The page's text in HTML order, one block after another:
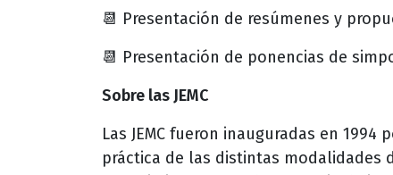
📆 Presentación de resúmenes y
📆 Presentación de ponencias de
Sobre las JEMC
Las JEMC fueron inauguradas en
práctica de las distintas modalidades